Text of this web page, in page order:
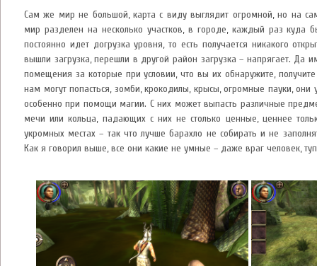
Сам же мир не большой, карта с виду выглядит огромной, но на
мир разделен на несколько участков, в городе, каждый раз
постоянно идет догрузка уровня, то есть получается никакого
вышли загрузка, перешли в другой район загрузка – напрягает. Да
помещения за которые при условии, что вы их обнаружите,
нам могут попасться, зомби, крокодилы, крысы, огромные пауки, они
особенно при помощи магии. С них может выпасть различные
мечи или кольца, падающих с них не столько ценные, ценнее
укромных местах – так что лучше барахло не собирать и не
Как я говорил выше, все они какие не умные – даже враг человек,